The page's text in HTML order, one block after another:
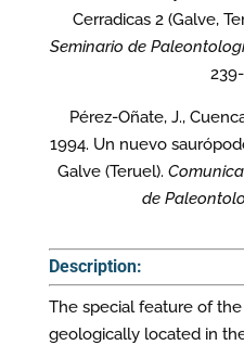
Cerradicas 2 (Galve,
Seminario de
Pérez-Oñate, J.,
1994. Un nuevo
Galve (Teruel).
de
Description:
The special feature of
geologically located in